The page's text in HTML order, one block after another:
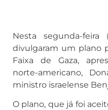
Nesta segunda-feira
divulgaram um plano
Faixa de Gaza,
norte-americano,
ministro israelense
O plano, que já foi